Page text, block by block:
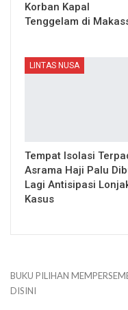
Korban Kapal
Tenggelam di
LINTAS NUSA
Tempat Isolasi
Asrama Haji Palu
Lagi Antisipasi
Kasus
BUKU PILIHAN
DISINI